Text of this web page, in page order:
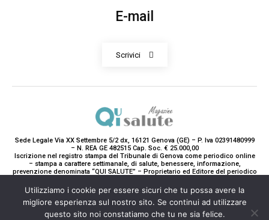
E-mail
Scrivici
Sede Legale Via XX Settembre 5/2 dx, 16121 Genova (GE) – P. Iva 02391480999
– N. REA GE 482515 Cap. Soc. € 25.000,00
Iscrizione nel registro stampa del Tribunale di Genova come periodico online
– stampa a carattere settimanale, di salute, benessere, informazione,
prevenzione denominata “QUI SALUTE” – Proprietario ed Editore del periodico
Paola Gavarone. (Iscrizione registro stampa R.V. 5663/2020 Reg. Stampa
N.14/2020 Cron. 890/2020).
2020-2025© Teddy Luxury SRL
Utilizziamo i cookie per essere sicuri che tu possa avere la
migliore esperienza sul nostro sito. Se continui ad utilizzare
questo sito noi constatiamo che tu ne sia felice.